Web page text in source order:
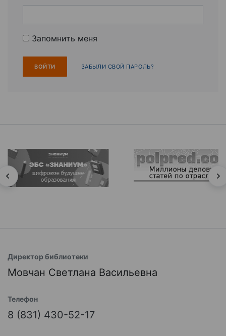
Запомнить меня
ЗАБЫЛИ СВОЙ ПАРОЛЬ?
Директор библиотеки
Мовчан Светлана Васильевна
Телефон
8 (831) 430-52-17